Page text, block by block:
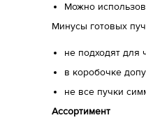
Можно
Минусы готовых
не подходят для
в коробочке
не все пучки
Ассортимент